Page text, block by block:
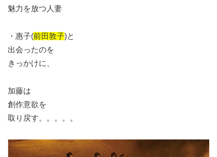
魅力を放つ人妻
・惠子(前田敦子)と
出会ったのを
きっかけに、
加藤は
創作意欲を
取り戻す。。。。。